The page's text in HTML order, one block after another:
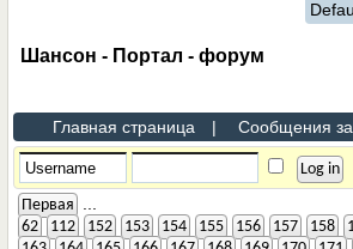
Шансон - Портал - форум
Главная страница | Сообщения
Первая
62 112 152 153 154 155 156 157 158